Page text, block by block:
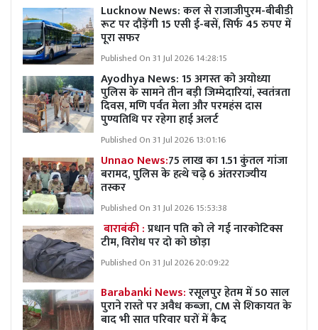
Lucknow News:कल से राजाजीपुरम-बीबीडी
रूट पर दौड़ेंगी 15 एसी ई-बसें, सिर्फ 45 रुपए में
पूरा सफर
Published On 31 Jul 2026 14:28:15
Ayodhya News: 15 अगस्त को अयोध्या
पुलिस के सामने तीन बड़ी जिम्मेदारियां, स्वतंत्रता
दिवस, मणि पर्वत मेला और परमहंस दास
पुण्यतिथि पर रहेगा हाई अलर्ट
Published On 31 Jul 2026 13:01:16
Unnao News:75 लाख का 1.51 कुंतल गांजा
बरामद, पुलिस के हत्थे चढ़े 6 अंतरराज्यीय
तस्कर
Published On 31 Jul 2026 15:53:38
बाराबंकी :प्रधान पति को ले गई नारकोटिक्स
टीम, विरोध पर दो को छोड़ा
Published On 31 Jul 2026 20:09:22
Barabanki News:रसूलपुर हेतम में 50 साल
पुराने रास्ते पर अवैध कब्ज़ा, CM से शिकायत के
बाद भी सात परिवार घरों में कैद